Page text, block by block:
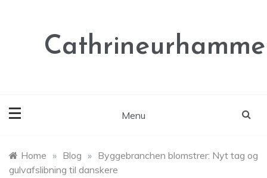
Menu
Home » Blog » Byggebranchen blomstrer: Nyt tag og
gulvafslibning til danskere